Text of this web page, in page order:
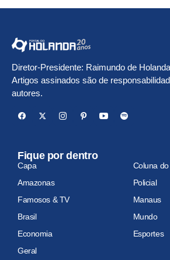
Diretor-Presidente: Raimundo de Holanda
Artigos assinados são de
autores.
Fique por dentro
Capa
Coluna
Amazonas
Policial
Famosos & TV
Manaus
Brasil
Mundo
Economia
Esportes
Geral